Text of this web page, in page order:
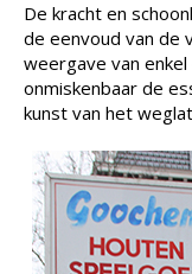
De kracht en
de eenvoud van de
weergave van
onmiskenbaar de
kunst van het